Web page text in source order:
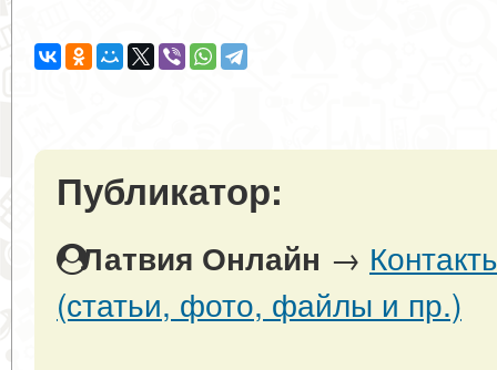
Публикатор:
Латвия Онлайн →
(статьи, фото, файлы и пр.)